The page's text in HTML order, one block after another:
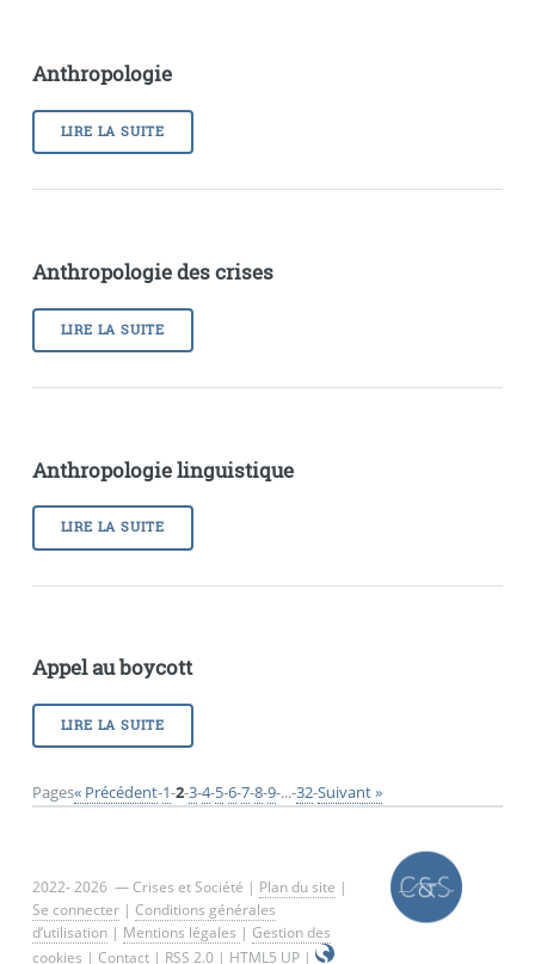
Anthropologie
LIRE LA SUITE
Anthropologie des crises
LIRE LA SUITE
Anthropologie linguistique
LIRE LA SUITE
Appel au boycott
LIRE LA SUITE
Pages« Précédent-1-2-3-4-5-6-7-8-9-...-32-Suivant »
2022- 2026 — Crises et Société | Plan du site |
Se connecter| Conditions générales
d’utilisation| Mentions légales | Gestion des
cookies | Contact| RSS 2.0| HTML5 UP|